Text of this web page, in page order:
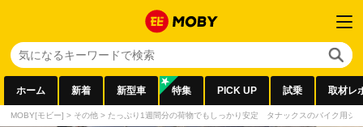
ホーム 新着 新型車 特集 PICK UP 試乗 取材レ
MOBY[モビー] > その他 > たっぷり1週間分の荷物でもしっかり安定 タナックスのバイク用シ